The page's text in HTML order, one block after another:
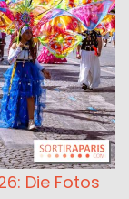
Die Fotos